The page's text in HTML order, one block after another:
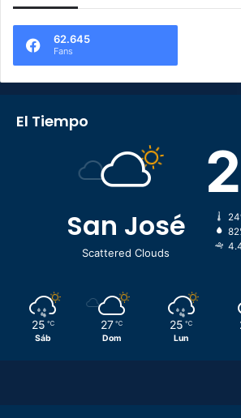
62.645
Fans
El Tiempo
San José
Scattered Clouds
25 ℃
Sáb
27 ℃
Dom
25 ℃
Lun